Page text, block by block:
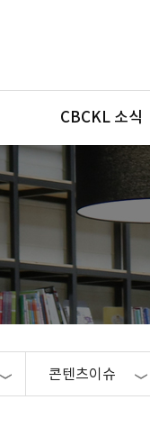
CBCKL 소식
콘텐츠이슈